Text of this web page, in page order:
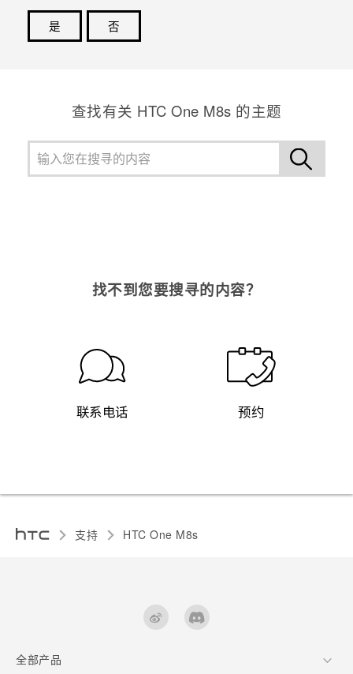
是
否
查找有关 HTC One M8s 的主题
找不到您要搜寻的内容？
联系电话 预约
支持 HTC One M8s‎
全部产品